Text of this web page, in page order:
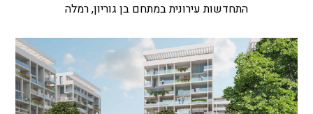
התחדשות עירונית במתחם בן גוריון, רמלה